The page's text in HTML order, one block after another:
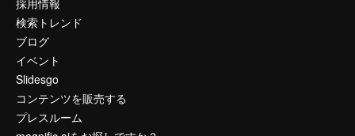
採用情報
検索トレンド
ブログ
イベント
Slidesgo
コンテンツを販売する
プレスルーム